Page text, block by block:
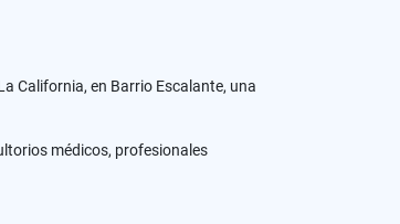
California, en Barrio Escalante, una
médicos, profesionales